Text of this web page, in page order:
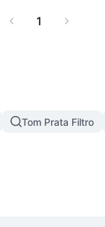
1
Tom Prata Filtro